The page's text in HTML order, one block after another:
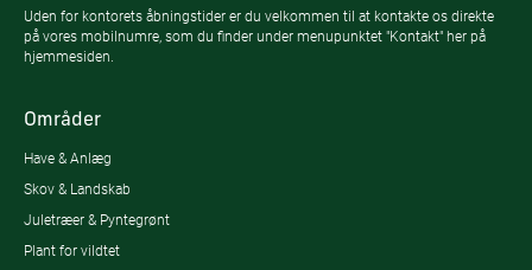
Uden for kontorets åbningstider er du velkommen til at kontakte os direkte
på vores mobilnumre, som du finder under menupunktet "Kontakt" her på
hjemmesiden.
Områder
Have & Anlæg
Skov & Landskab
Juletræer & Pyntegrønt
Plant for vildtet